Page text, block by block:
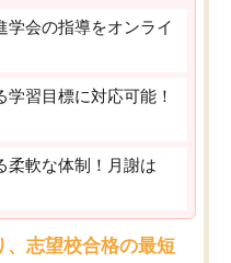
学会の指導をオンライ
習目標に対応可能！
柔軟な体制！月謝は
、志望校合格の最短